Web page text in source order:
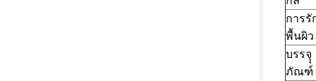
การรั
พื้นผิว
บรรจุุ
ภัณฑ์